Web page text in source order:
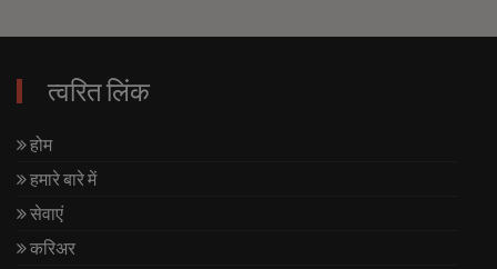
त्वरित लिंक
होम
हमारे बारे में
सेवाएं
करिअर